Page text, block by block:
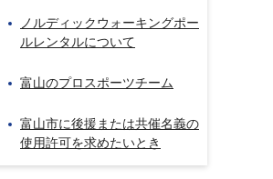
ノルディックウォーキングポー
ルレンタルについて
富山のプロスポーツチーム
富山市に後援または共催名義の
使用許可を求めたいとき